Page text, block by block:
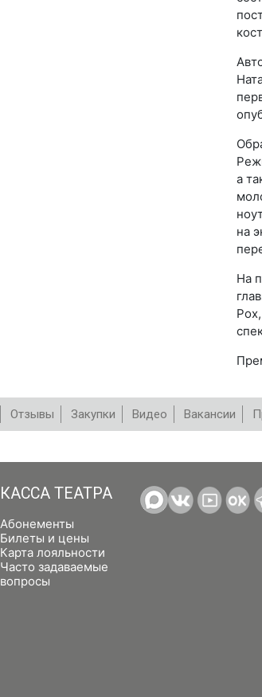
а
на
На
Отзывы Закупки Видео Вакансии
КАССА ТЕАТРА
Абонементы
Билеты и цены
Карта лояльности
Часто задаваемые
вопросы